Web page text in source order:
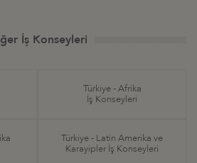
İş Konseyleri
Türkiye - Afrika
İş Konseyleri
Türkiye - Latin Amerika ve
Karayipler İş Konseyleri